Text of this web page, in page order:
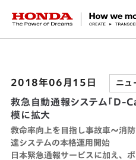
HONDA The Power of
2018年06月15日 ニュ
救急自動通報システム「D-
模に拡大
救命率向上を目指し事故車～消
達システムの本格運用開始
日本緊急通報サービスに加え、